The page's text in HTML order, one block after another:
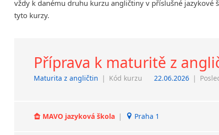
Kolín
Most
Tišnov
vždy k danému druhu kurzu angličtiny v příslušné
tyto kurzy.
Příprava k maturitě z
Maturita z angličtin | Kód kurzu 22.06.2026 |
MAVO jazyková škola | Praha 1